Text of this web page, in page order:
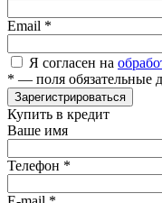
Email *
Я согласен на
* — поля обязательные
Зарегистрироваться
Купить в кредит
Ваше имя
Телефон *